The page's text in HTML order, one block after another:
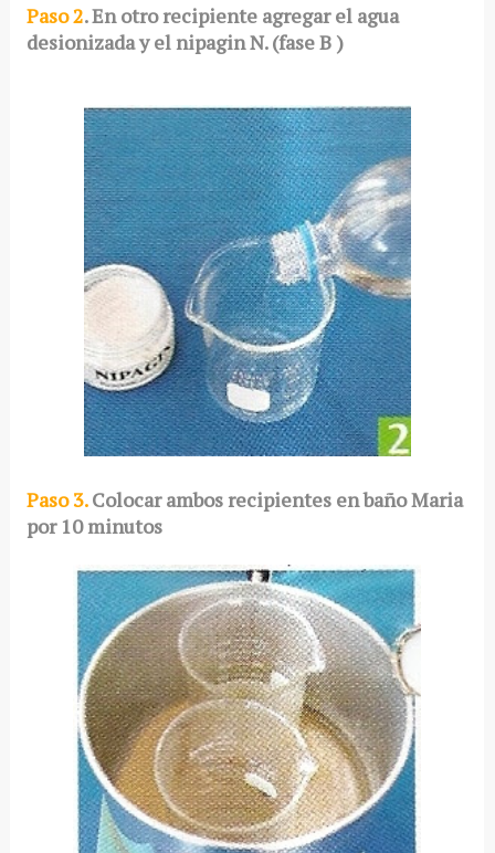
Paso 2. En otro recipiente agregar el agua
desionizada y el nipagin N. (fase B )
Paso 3.Colocar ambos recipientes en baño Maria
por 10 minutos